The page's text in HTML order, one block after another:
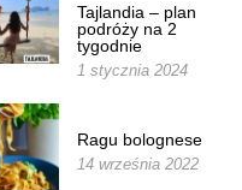
Tajlandia – plan
podróży na 2
tygodnie
1 stycznia 2024
Ragu bolognese
14 września 2022